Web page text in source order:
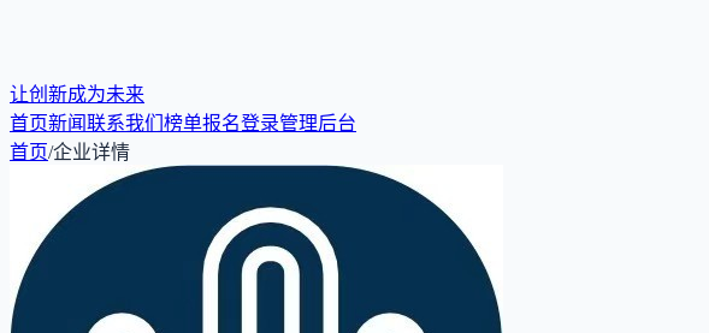
让创新成为未来
首页新闻联系我们 榜单报名登录管理后台
首页/企业详情